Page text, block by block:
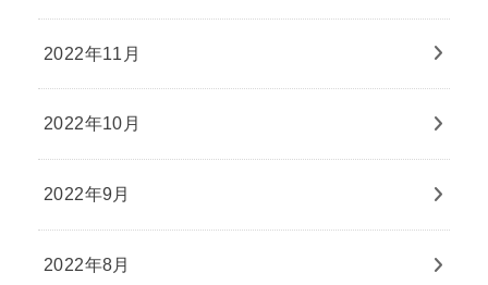
2022年11月
2022年10月
2022年9月
2022年8月